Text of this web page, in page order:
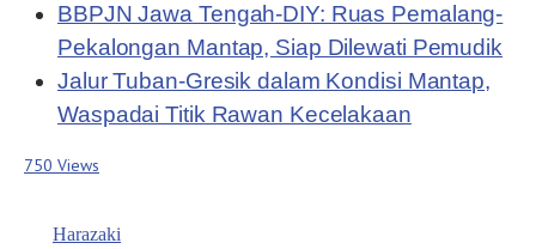
BBPJN Jawa Tengah-DIY: Ruas Pemalang-
Pekalongan Mantap, Siap Dilewati Pemudik
Jalur Tuban-Gresik dalam Kondisi Mantap,
Waspadai Titik Rawan Kecelakaan
750 Views
Harazaki